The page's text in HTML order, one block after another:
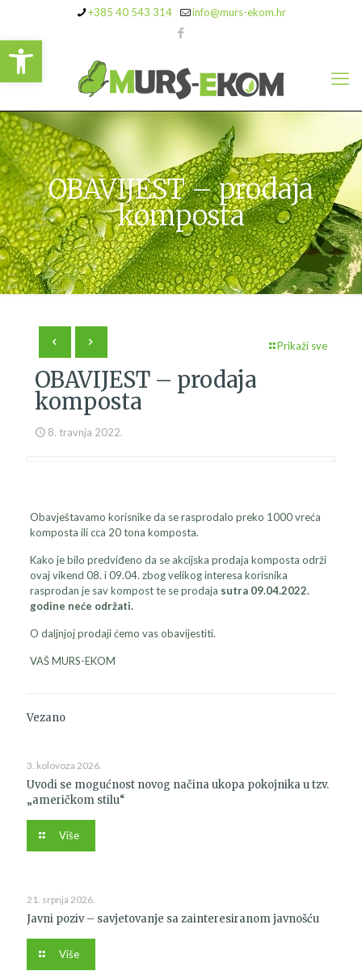
Open toolbar
+385 40 543 314 info@murs-ekom.hr
OBAVIJEST – prodaja
komposta
Prikaži sve
OBAVIJEST – prodaja
komposta
8. travnja 2022.
Obavještavamo korisnike da se rasprodalo preko 1000 vreća
komposta ili cca 20 tona komposta.
Kako je bilo predviđeno da se akcijska prodaja komposta održi
ovaj vikend 08. i 09.04. zbog velikog interesa korisnika
rasprodan je sav kompost te se prodaja sutra 09.04.2022.
godine neće održati.
O daljnjoj prodaji ćemo vas obavijestiti.
VAŠ MURS-EKOM
Vezano
3. kolovoza 2026.
Uvodi se mogućnost novog načina ukopa pokojnika u tzv.
„američkom stilu“
Više
21. srpnja 2026.
Javni poziv – savjetovanje sa zainteresiranom javnošću
Više